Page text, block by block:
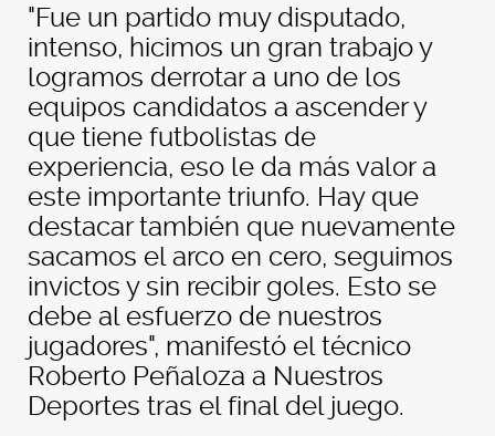
"Fue un partido muy disputado,
intenso, hicimos un gran trabajo y
logramos derrotar a uno de los
equipos candidatos a ascender y
que tiene futbolistas de
experiencia, eso le da más valor a
este importante triunfo. Hay que
destacar también que nuevamente
sacamos el arco en cero, seguimos
invictos y sin recibir goles. Esto se
debe al esfuerzo de nuestros
jugadores", manifestó el técnico
Roberto Peñaloza a Nuestros
Deportes tras el final del juego.